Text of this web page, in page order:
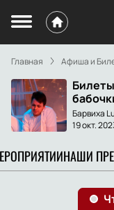
Главная Афиша и
Барвиха
19 окт.
НАШИ